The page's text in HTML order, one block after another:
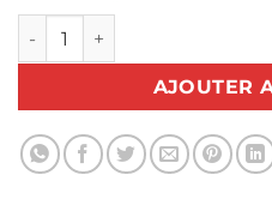
quantité de SEMELLE
AJOUTER